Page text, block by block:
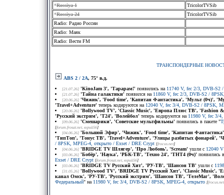
*Rossiya 1
TricolorTVSib
*Rossiya 24
TricolorTVSib
Radio: Радио России
Radio: Маяк
Radio: Вести FM
ТРАНСПОНДЕРНЫЕ
ABS 2 / 2A, 75° в.д.
[21.07.26] 'KinoJam 3', 'Тарарам!' появились на 11740 V, fec 2/3, DVB-S2
[21.07.26] 'Тайна галактики' появился на 11860 V, fec 2/3, DVB-S2 /
[20.06.26] 'Чижик', 'Food time', 'Капитан Фантастика', 'Мульт (0ч)',
'Travel+Adventure' теперь кодируются на 12040 V, fec 3/4, DVB-S2 / 8PSK,
[20.06.26] 'Bollywood TV', 'Classic Music', 'Европа Плюс ТВ', 'Fashion
'Русский экстрим', 'Т24', 'Волейбол' теперь кодируются на 11980 V, fec 3/
[09.06.26] 'Смешарики', 'Советские мультфильмы' появились в пакете "
[forum.frosat.net, юрий56]
[04.06.26] 'Большой Эфир', 'Чижик', 'Food time', 'Капитан
'ТипТоп', 'Тонус ТВ', 'Travel+Adventure', 'Улицы разбитых фонарей',
/ 8PSK, MPEG-4, открыто / Exset / DRE Crypt [frocus.net]
[04.06.26] 'BRIDGE TV Шлягер', 'Про Любовь', 'Scream' ушли с 12040 V
[03.06.26] 'Бобёр', 'Наука', 'РБК-ТВ', 'Техно 24', 'ТНТ4 (0ч)' появились
Exset / DRE Crypt [forum.frosat.net, юрий56]
[03.06.26] 'BRIDGE TV Русский Хит', 'РУ-ТВ', 'Шансон ТВ' ушли с
[31.05.26] 'Bollywood TV', 'BRIDGE TV Русский Хит', 'Classic
канал Oмск', 'РУ-ТВ', 'Русский экстрим', 'Шансон ТВ', 'ТелеМаг',
Федеральный" на 11980 V, fec 3/4, DVB-S2 / 8PSK, MPEG-4, открыто [frocus.net